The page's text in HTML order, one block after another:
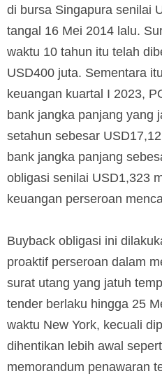
di bursa Singapura senilai
tangal 16 Mei 2014 lalu.
waktu 10 tahun itu telah
USD400 juta. Sementara
keuangan kuartal I 2023,
bank jangka panjang yang
setahun sebesar
bank jangka panjang
obligasi senilai USD1,323
keuangan perseroan
Buyback obligasi ini
proaktif perseroan dalam
surat utang yang jatuh
tender berlaku hingga 25
waktu New York, kecuali
dihentikan lebih awal
memorandum penawaran